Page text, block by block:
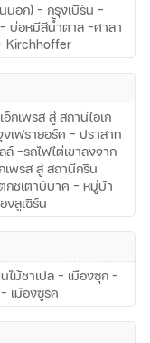
นอก) - กรุงเบิร์น –
บ่อหมีสีน้ำตาล –ศาลา
Kirchhoffer
อ็กเพรส สู่ สถานีไอเก
เฟรายอร์ค – ปราสาท
–รถไฟไต่เขาลงจาก
เพรส สู่ สถานีกริน
กชเตาบ์บาค – หมู่บ้า
งลูเซิร์น
ไม้ชาเปล - เมืองซุก –
เมืองซูริค